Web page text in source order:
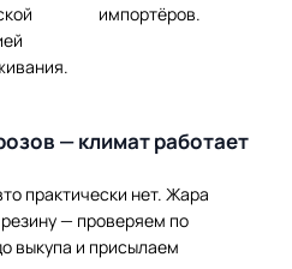
импортёров.
— климат работает
практически нет. Жара
— проверяем по
выкупа и присылаем